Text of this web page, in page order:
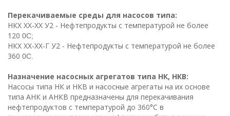
Перекачиваемые среды для насосов типа:
НКX XX-XX У2 - Нефтепродукты с температурой не более
120 0С;
НКX XX-XX-Г У2 - Нефтепродукты с температурой не более
360 0С.
Назначение насосных агрегатов типа НК, НКВ:
Насосы типа НК и НКВ и насосные агрегаты на их основе
типа АНК и АНКВ предназначены для перекачивания
нефтепродуктов с температурой до 360°С в